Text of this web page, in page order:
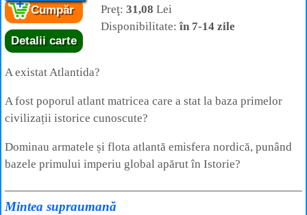
Cumpăr
Detalii carte
Preţ: 31,08 Lei
Disponibilitate:în 7-14 zile
A existat Atlantida?
A fost poporul atlant matricea care a stat la baza primelor
civilizații istorice cunoscute?
Dominau armatele și flota atlantă emisfera nordică, punând
bazele primului imperiu global apărut în Istorie?
Mintea supraumană